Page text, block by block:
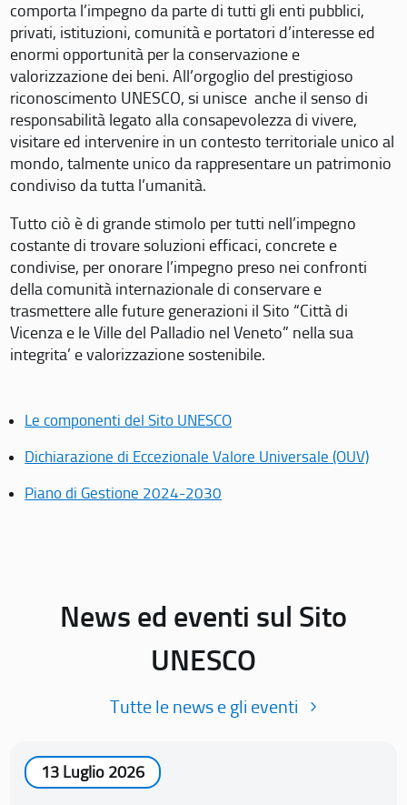
comporta l’impegno da parte di tutti gli enti pubblici,
privati, istituzioni, comunità e portatori d’interesse ed
enormi opportunità per la conservazione e
valorizzazione dei beni. All’orgoglio del prestigioso
riconoscimento UNESCO, si unisce anche il senso di
responsabilità legato alla consapevolezza di vivere,
visitare ed intervenire in un contesto territoriale unico al
mondo, talmente unico da rappresentare un patrimonio
condiviso da tutta l’umanità.
Tutto ciò è di grande stimolo per tutti nell’impegno
costante di trovare soluzioni efficaci, concrete e
condivise, per onorare l’impegno preso nei confronti
della comunità internazionale di conservare e
trasmettere alle future generazioni il Sito “Città di
Vicenza e le Ville del Palladio nel Veneto” nella sua
integrita’ e valorizzazione sostenibile.
Le componenti del Sito UNESCO
Dichiarazione di Eccezionale Valore Universale (OUV)
Piano di Gestione 2024-2030
News ed eventi sul Sito
UNESCO
Tutte le news e gli eventi
13 Luglio 2026